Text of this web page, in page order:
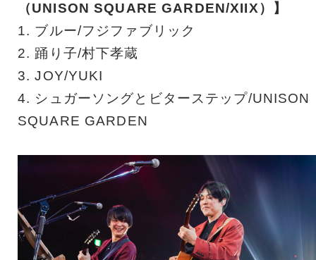
（UNISON SQUARE GARDEN/XIIX）】
1. ブルー/フジファブリック
2. 踊り子/村下孝蔵
3. JOY/YUKI
4. シュガーソングとビターステップ/UNISON
SQUARE GARDEN